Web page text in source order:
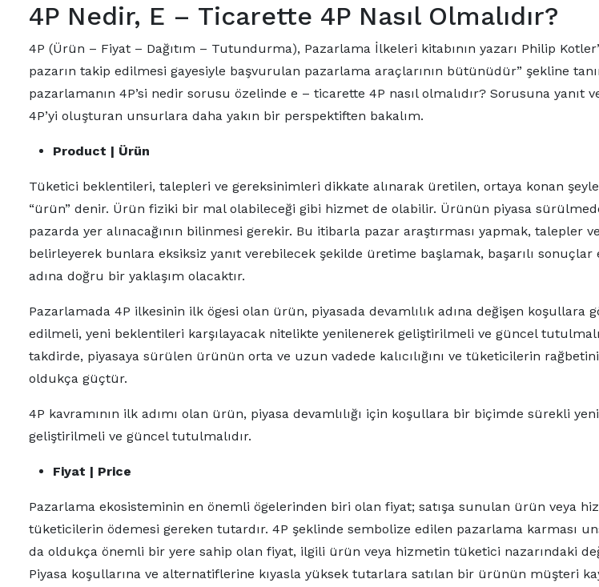
4P Nedir, E – Ticarette 4P Nasıl Olmalıdır?
4P (Ürün – Fiyat – Dağıtım – Tutundurma), Pazarlama İlkeleri kitabının yazarı Philip
pazarın takip edilmesi gayesiyle başvurulan pazarlama araçlarının bütünüdür” şekline
pazarlamanın 4P’si nedir sorusu özelinde e – ticarette 4P nasıl olmalıdır? Sorusuna yanıt
4P’yi oluşturan unsurlara daha yakın bir perspektiften bakalım.
Product | Ürün
Tüketici beklentileri, talepleri ve gereksinimleri dikkate alınarak üretilen, ortaya konan
“ürün” denir. Ürün fiziki bir mal olabileceği gibi hizmet de olabilir. Ürünün piyasa
pazarda yer alınacağının bilinmesi gerekir. Bu itibarla pazar araştırması yapmak, talepler
belirleyerek bunlara eksiksiz yanıt verebilecek şekilde üretime başlamak, başarılı sonuçlar
adına doğru bir yaklaşım olacaktır.
Pazarlamada 4P ilkesinin ilk ögesi olan ürün, piyasada devamlılık adına değişen koşullara
edilmeli, yeni beklentileri karşılayacak nitelikte yenilenerek geliştirilmeli ve güncel
takdirde, piyasaya sürülen ürünün orta ve uzun vadede kalıcılığını ve tüketicilerin
oldukça güçtür.
4P kavramının ilk adımı olan ürün, piyasa devamlılığı için koşullara bir biçimde sürekli
geliştirilmeli ve güncel tutulmalıdır.
Fiyat | Price
Pazarlama ekosisteminin en önemli ögelerinden biri olan fiyat; satışa sunulan ürün veya
tüketicilerin ödemesi gereken tutardır. 4P şeklinde sembolize edilen pazarlama karması
da oldukça önemli bir yere sahip olan fiyat, ilgili ürün veya hizmetin tüketici nazarındaki
Piyasa koşullarına ve alternatiflerine kıyasla yüksek tutarlara satılan bir ürünün müşteri